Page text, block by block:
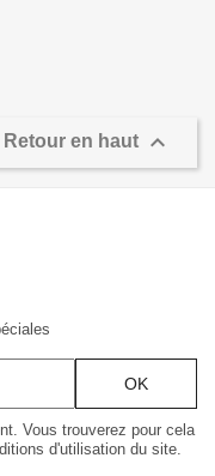
Retour en haut 
Vous trouverez pour cela
d'utilisation du site.